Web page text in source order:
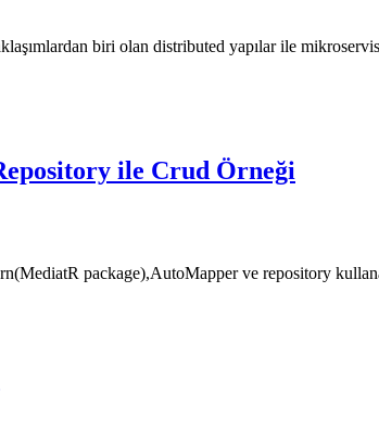
biri olan distributed yapılar ile
ile Crud Örneği
package),AutoMapper ve repository